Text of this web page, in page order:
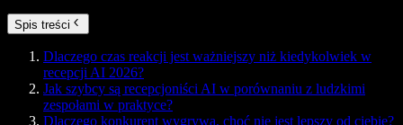
Spis treści
Dlaczego czas reakcji jest ważniejszy niż kiedykolwiek w
recepcji AI 2026?
Jak szybcy są recepcjoniści AI w porównaniu z ludzkimi
zespołami w praktyce?
Dlaczego konkurent wygrywa, choć nie jest lepszy od ciebie?